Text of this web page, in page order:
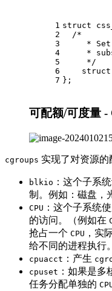
1
2
3
4
5
6
7
struct
/*
*
*
     */
struct
};
可配额/可度量 -
cgroups 实现了对资源的
blkio ：这个子系
制。例如：磁盘，
CPU ：这个子系统
的访问。（例如在
抢占一个 CPU ，实
给不同的进程执行
cpuacct ：产生
cpuset ：如果是多
任务分配单独的